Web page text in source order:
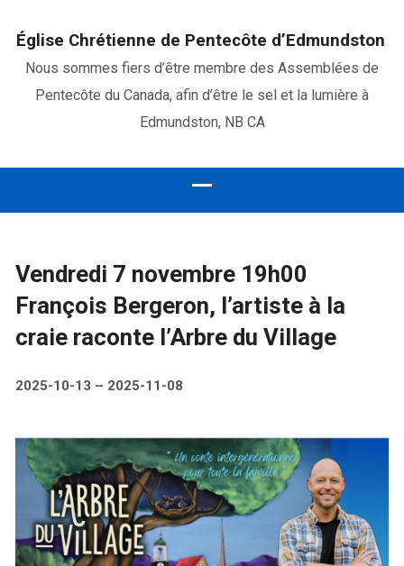
Église Chrétienne de Pentecôte d’Edmundston
Nous sommes fiers d’être membre des Assemblées de
Pentecôte du Canada, afin d’être le sel et la lumière à
Edmundston, NB CA
Vendredi 7 novembre 19h00
François Bergeron, l’artiste à la
craie raconte l’Arbre du Village
2025-10-13 – 2025-11-08